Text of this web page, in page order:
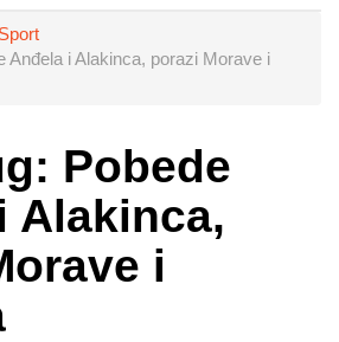
Sport
Anđela i Alakinca, porazi Morave i
Pobede
Alakinca,
i